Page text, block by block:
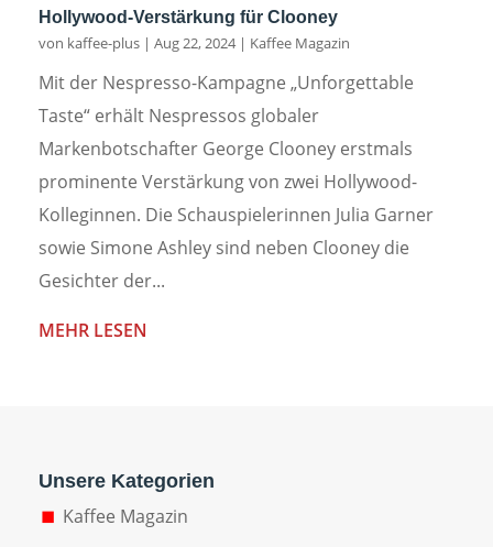
Hollywood-Verstärkung für Clooney
von kaffee-plus | Aug 22, 2024| Kaffee Magazin
Mit der Nespresso-Kampagne „Unforgettable
Taste“ erhält Nespressos globaler
Markenbotschafter George Clooney erstmals
prominente Verstärkung von zwei Hollywood-
Kolleginnen. Die Schauspielerinnen Julia Garner
sowie Simone Ashley sind neben Clooney die
Gesichter der...
MEHR LESEN
Unsere Kategorien
Kaffee Magazin